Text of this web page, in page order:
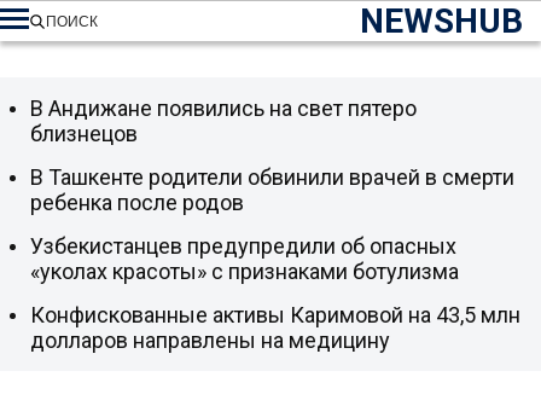
NEWSHUB
ПОИСК
В Андижане появились на свет пятеро
близнецов
В Ташкенте родители обвинили врачей в смерти
ребенка после родов
Узбекистанцев предупредили об опасных
«уколах красоты» с признаками ботулизма
Конфискованные активы Каримовой на 43,5 млн
долларов направлены на медицину